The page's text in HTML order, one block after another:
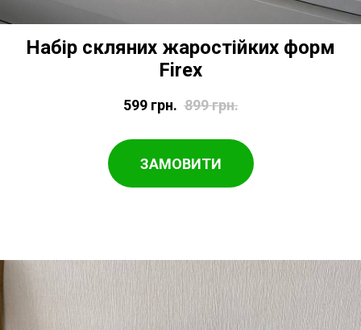
Набір скляних жаростійких форм
Firex
599 грн. 899грн.
ЗАМОВИТИ